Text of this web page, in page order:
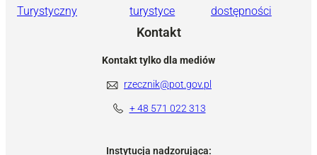
Turystyczny
turystyce
dostępności
Kontakt
Kontakt tylko dla mediów
rzecznik@pot.gov.pl
+ 48 571 022 313
Instytucja nadzorująca: